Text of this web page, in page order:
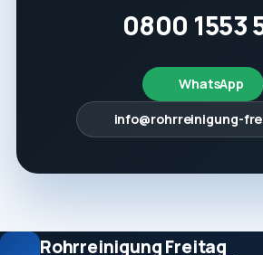
0800 1553
WhatsApp
info@rohrreinigung-
Rohrreinigung Freitag